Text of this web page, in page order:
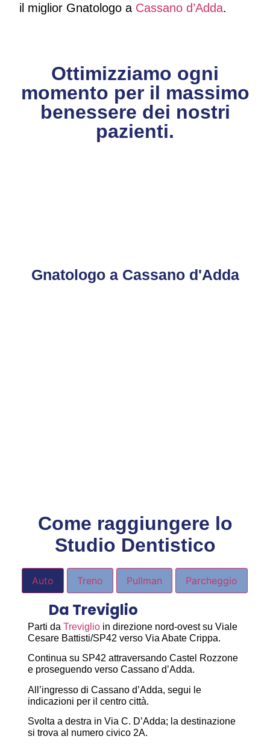
il miglior Gnatologo a Cassano d’Adda.
Ottimizziamo ogni
momento per il massimo
benessere dei nostri
pazienti.
Gnatologo a Cassano d'Adda
Come raggiungere lo
Studio Dentistico
Auto Treno Pullman Parcheggio
Da Treviglio
Parti da Treviglio in direzione nord-ovest su Viale
Cesare Battisti/SP42 verso Via Abate Crippa.
Continua su SP42 attraversando Castel Rozzone
e proseguendo verso Cassano d’Adda.
All’ingresso di Cassano d’Adda, segui le
indicazioni per il centro città.
Svolta a destra in Via C. D’Adda; la destinazione
si trova al numero civico 2A.